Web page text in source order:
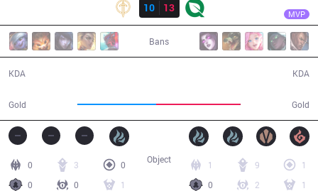
10
13 MVP
Bans
KDA
Gold Gold
KDA
0 3
0
0
0 1
1 9
1
0
2 1
Object